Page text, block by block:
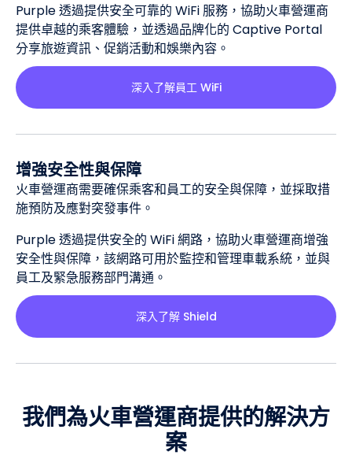
Purple 透過提供安全可靠的 WiFi 服務，協助火車營運商
提供卓越的乘客體驗，並透過品牌化的 Captive Portal
分享旅遊資訊、促銷活動和娛樂內容。
深入了解員工 WiFi
增強安全性與保障
火車營運商需要確保乘客和員工的安全與保障，並採取措
施預防及應對突發事件。
Purple 透過提供安全的 WiFi 網路，協助火車營運商增強
安全性與保障，該網路可用於監控和管理車載系統，並與
員工及緊急服務部門溝通。
深入了解 Shield
我們為火車營運商提供的解決方
案